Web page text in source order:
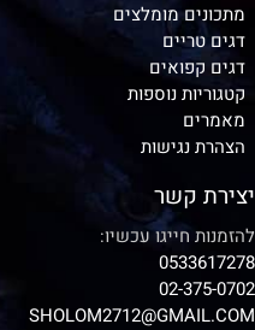
מתכונים מומלצים
דגים טריים
דגים קפואים
קטגוריות נוספות
מאמרים
הצהרת נגישות
יצירת קשר
להזמנות חייגו עכשיו:
0533617278
02-375-0702
SHOLOM2712@GMAIL.COM